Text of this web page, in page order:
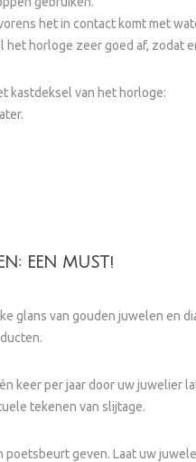
het in contact komt met
het horloge zeer goed af, zodat
kastdeksel van het horloge:
EEN MUST!
glans van gouden juwelen en
keer per jaar door uw juwelier
tekenen van slijtage.
poetsbeurt geven. Laat uw